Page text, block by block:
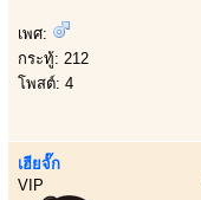
เพศ:
กระทู้: 212
โพสต์: 4
เฮียจั๊ก
VIP